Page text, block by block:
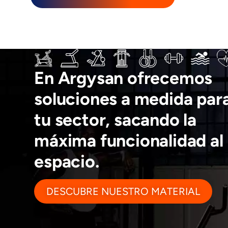
En Argysan ofrecemos
soluciones a medida
tu sector, sacando la
máxima funcionalidad al
espacio.
DESCUBRE NUESTRO MATERIAL